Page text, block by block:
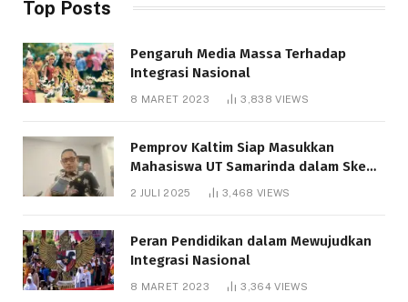
Top Posts
Pengaruh Media Massa Terhadap
Integrasi Nasional
8 MARET 2023 3,838VIEWS
Pemprov Kaltim Siap Masukkan
Mahasiswa UT Samarinda dalam Skema
Bantuan Pendidikan Gratispol
2 JULI 2025 3,468 VIEWS
Peran Pendidikan dalam Mewujudkan
Integrasi Nasional
8 MARET 2023 3,364VIEWS